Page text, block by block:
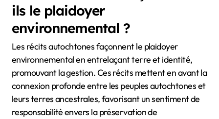
ils le plaidoyer
environnemental ?
Les récits autochtones façonnent le plaidoyer
environnemental en entrelaçant terre et identité,
promouvant la gestion. Ces récits mettent en avant la
connexion profonde entre les peuples autochtones et
leurs terres ancestrales, favorisant un sentiment de
responsabilité envers la préservation de